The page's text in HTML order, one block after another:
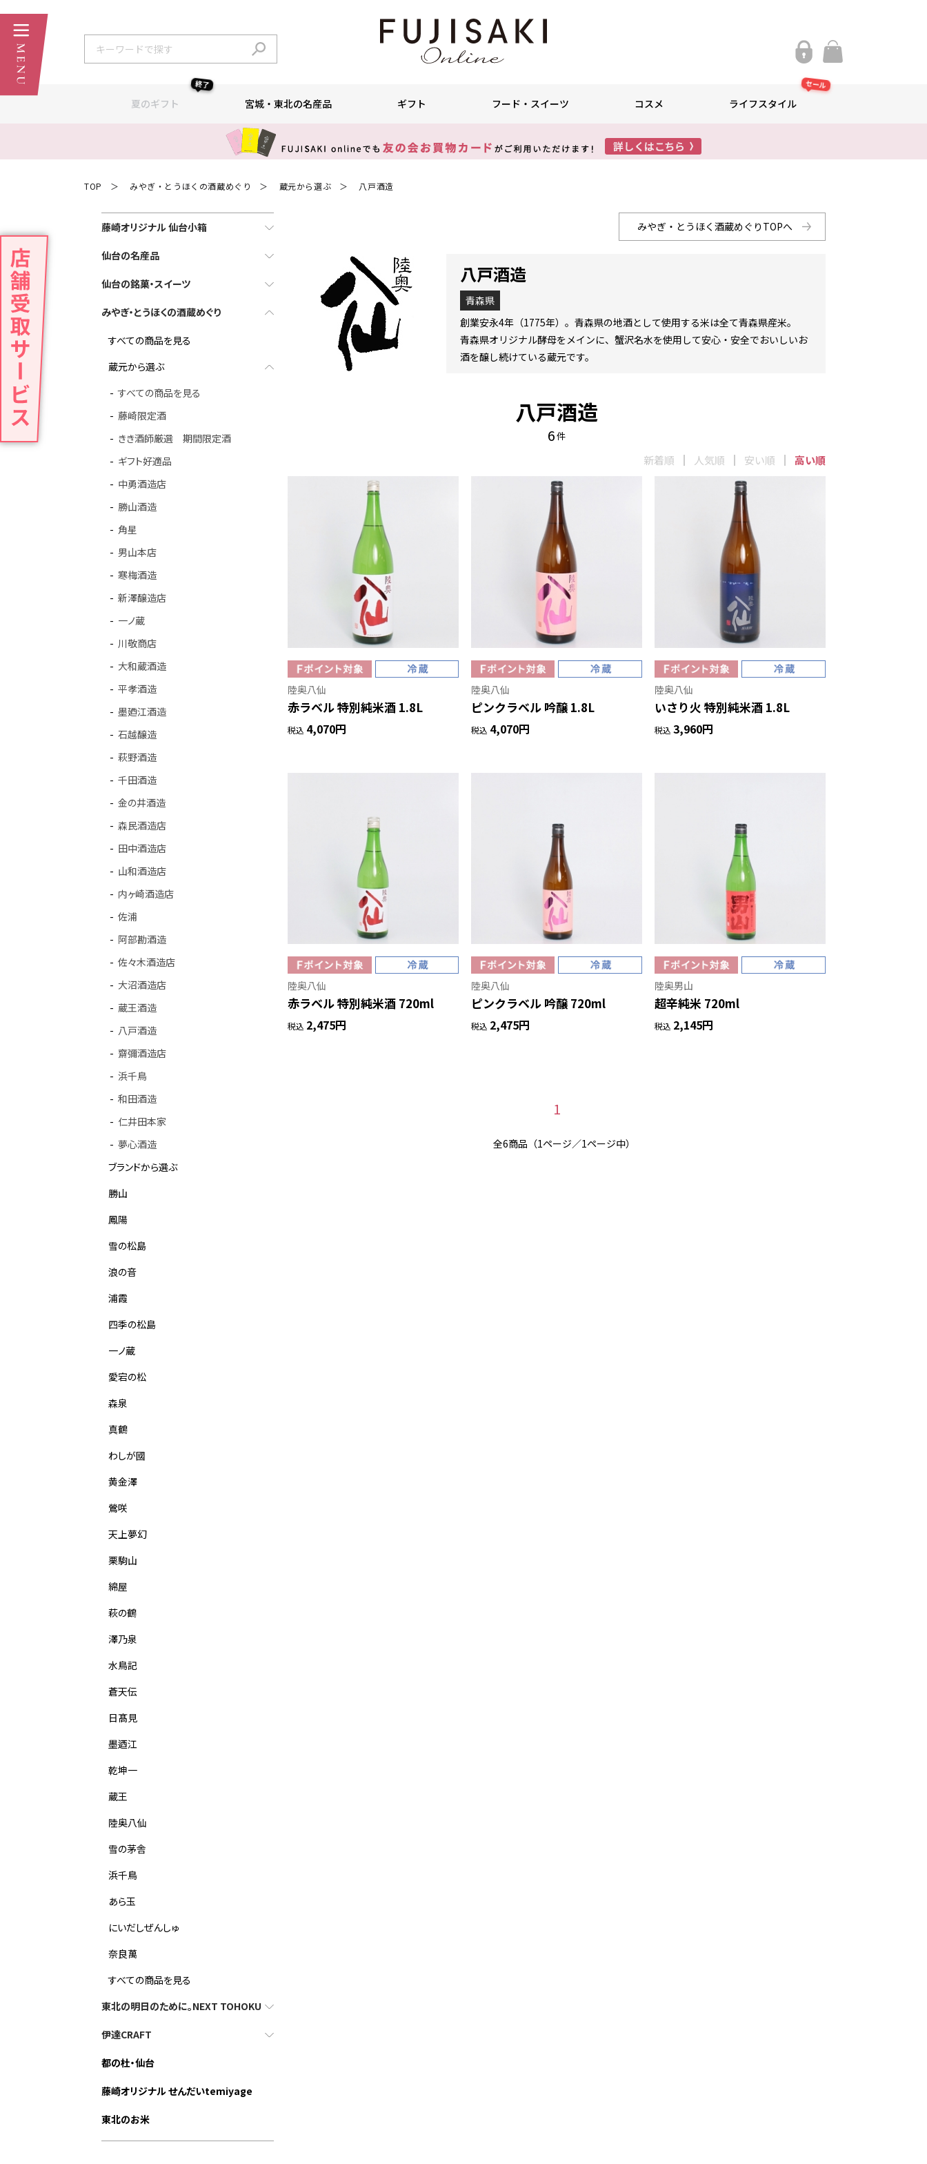
夏のギフト
終了
宮城・東北の名産品 ギフト フード・スイーツ コスメ ライフスタイル
セール
TOP ＞ みやぎ・とうほくの酒蔵めぐり ＞ 蔵元から選ぶ ＞ 八戸酒造
みやぎ・とうほく酒蔵めぐりTOPへ
八戸酒造
青森県
創業安永4年（1775年）。青森県の地酒として使用する米は全て青森県産米。
青森県オリジナル酵母をメインに、蟹沢名水を使用して安心・安全でおいしいお
酒を醸し続けている蔵元です。
八戸酒造
6件
新着順 人気順 安い順 高い順
陸奥八仙
赤ラベル 特別純米酒 1.8L
税込 4,070円
陸奥八仙
ピンクラベル 吟醸 1.8L
税込 4,070円
陸奥八仙
いさり火 特別純米酒 1.8L
税込 3,960円
陸奥八仙
赤ラベル 特別純米酒 720ml
税込 2,475円
陸奥八仙
ピンクラベル 吟醸 720ml
税込 2,475円
陸奥男山
超辛純米 720ml
税込 2,145円
1
全6商品（1ページ／1ページ中）
藤崎オリジナル 仙台小箱
仙台の名産品
仙台の銘菓・スイーツ
みやぎ・とうほくの酒蔵めぐり
すべての商品を見る
蔵元から選ぶ
すべての商品を見る
藤崎限定酒
きき酒師厳選 期間限定酒
ギフト好適品
中勇酒造店
勝山酒造
角星
男山本店
寒梅酒造
新澤醸造店
一ノ蔵
川敬商店
大和蔵酒造
平孝酒造
墨廼江酒造
石越醸造
萩野酒造
千田酒造
金の井酒造
森民酒造店
田中酒造店
山和酒造店
内ヶ崎酒造店
佐浦
阿部勘酒造
佐々木酒造店
大沼酒造店
蔵王酒造
八戸酒造
齋彌酒造店
浜千鳥
和田酒造
仁井田本家
夢心酒造
ブランドから選ぶ
勝山
鳳陽
雪の松島
浪の音
浦霞
四季の松島
一ノ蔵
愛宕の松
森泉
真鶴
わしが國
黄金澤
鶯咲
天上夢幻
栗駒山
綿屋
萩の鶴
澤乃泉
水鳥記
蒼天伝
日髙見
墨迺江
乾坤一
蔵王
陸奥八仙
雪の茅舎
浜千鳥
あら玉
にいだしぜんしゅ
奈良萬
すべての商品を見る
東北の明日のために。NEXT TOHOKU
伊達CRAFT
都の杜・仙台
藤崎オリジナル せんだいtemiyage
東北のお米